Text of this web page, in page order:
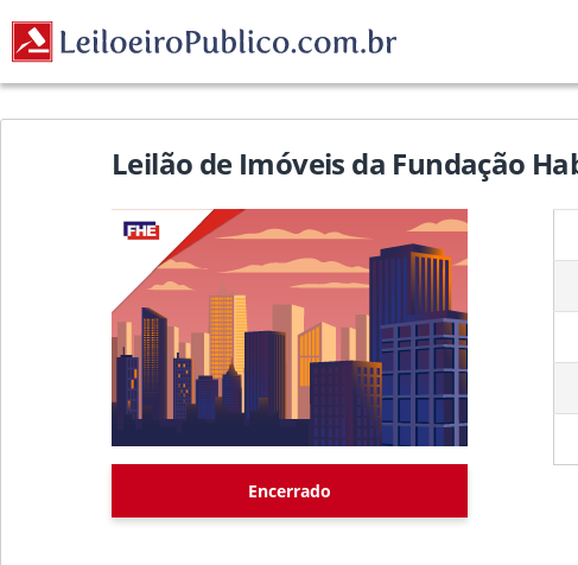
Leilão de Imóveis da Fundação
Encerrado